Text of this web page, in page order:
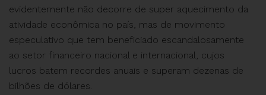
evidentemente não decorre de super aquecimento da
atividade econômica no país, mas de movimento
especulativo que tem beneficiado escandalosamente
ao setor financeiro nacional e internacional, cujos
lucros batem recordes anuais e superam dezenas de
bilhões de dólares.